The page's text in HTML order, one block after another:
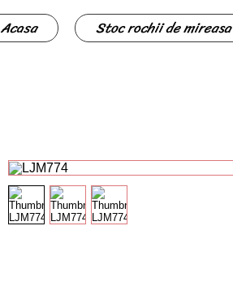
Acasa Stoc rochii de mireasa